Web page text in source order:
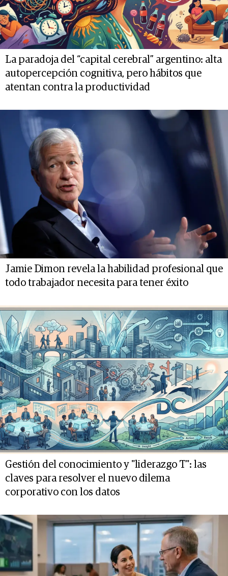
La paradoja del “capital cerebral” argentino: alta
autopercepción cognitiva, pero hábitos que
atentan contra la productividad
Jamie Dimon revela la habilidad profesional que
todo trabajador necesita para tener éxito
Gestión del conocimiento y "liderazgo T": las
claves para resolver el nuevo dilema
corporativo con los datos